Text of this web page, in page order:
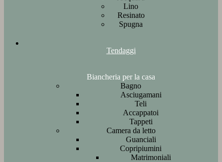
Lino
Resinato
Spugna
Tendaggi
Biancheria per la casa
Bagno
Asciugamani
Teli
Accappatoi
Tappeti
Camera da letto
Guanciali
Copripiumini
Matrimoniali